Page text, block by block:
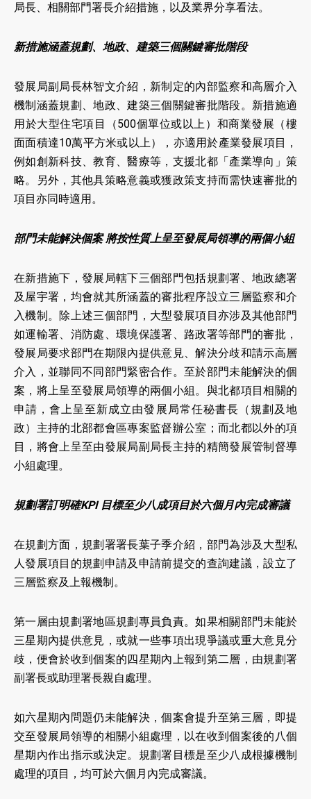
局長、相關部門署長介紹措施，以及業界分享看法。
新措施涵蓋規劃、地政、建築三個關鍵審批階段
發展局副局長林智文介紹，新制定的內部監察和高層介入
機制涵蓋規劃、地政、建築三個關鍵審批階段。新措施適
用於大型住宅項目（500個單位或以上）和商業發展（樓
面面積達10萬平方米或以上），亦適用於產業發展項目，
例如創新科技、教育、醫療等，支援北都「產業導向」策
略。另外，其他具策略意義或獲政策支持而需快速審批的
項目亦同時適用。
部門未能解決個案 將按性質上呈至發展局領導的兩個小組
在新措施下，發展局轄下三個部門包括規劃署、地政總署
及屋宇署，均會就其所涵蓋的審批程序設立三層監察和介
入機制。除上述三個部門，大型發展項目亦涉及其他部門
如運輸署、消防處、環境保護署、路政署等部門的審批，
發展局要求部門在期限內提供意見、解決分歧和請示高層
介入，並聯同不同部門緊密合作。至於部門未能解決的個
案，將上呈至發展局領導的兩個小組。與北都項目相關的
申請，會上呈至新成立由發展局常任秘書長（規劃及地
政）主持的北部都會區專案監督辦公室；而北都以外的項
目，將會上呈至由發展局副局長主持的精簡發展管制督導
小組處理。
規劃署訂明確KPI 目標至少八成項目於六個月內完成審議
在規劃方面，規劃署署長葉子季介紹，部門為涉及大型私
人發展項目的規劃申請及申請前提交的查詢建議，設立了
三層監察及上報機制。
第一層由規劃署地區規劃專員負責。如果相關部門未能於
三星期內提供意見，或就一些事項出現爭議或重大意見分
歧，便會於收到個案的四星期內上報到第二層，由規劃署
副署長或助理署長親自處理。
如六星期內問題仍未能解決，個案會提升至第三層，即提
交至發展局領導的相關小組處理，以在收到個案後的八個
星期內作出指示或決定。規劃署目標是至少八成根據機制
處理的項目，均可於六個月內完成審議。